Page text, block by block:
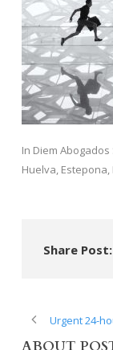
In Diem
Huelva,
Share Post:
Urgent 24-